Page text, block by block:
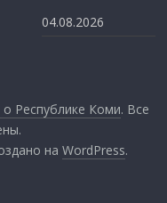
04.08.2026
о Республике Коми. Все
наWordPress.